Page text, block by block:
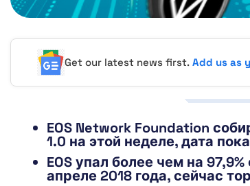
Get our latest news first.Add us as
EOS Network Foundation
1.0 на этой неделе, дата
EOS упал более чем на
апреле 2018 года, сейчас